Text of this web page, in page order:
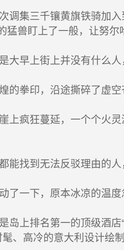
集三千镶黄旗铁骑加
兽盯上了一般，让努尔
早上街上并没有什么人
拳印，沿途撕碎了虚
疯狂蔓延，一个个火
找到无法反驳理由的
一下，原本冰凉的温度
上排名第一的顶级酒
、高冷的意大利设计绘